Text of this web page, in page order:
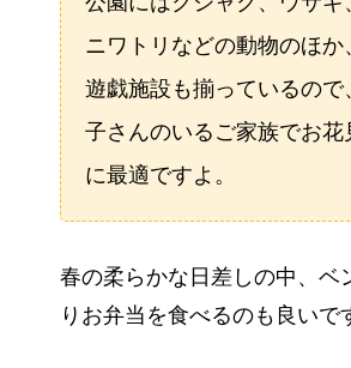
ニワトリなどの動物のほか
遊戯施設も揃っているので
子さんのいるご家族でお花
に最適ですよ。
春の柔らかな日差しの中、ベ
りお弁当を食べるのも良いで